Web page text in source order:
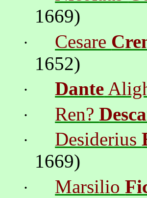
1669)
· Cesare
1652)
· Dante
· Ren?
· Desiderius
1669)
· Marsilio